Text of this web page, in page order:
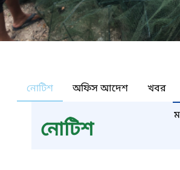
নোটিশ অফিস আদেশ খবর
নোটিশ